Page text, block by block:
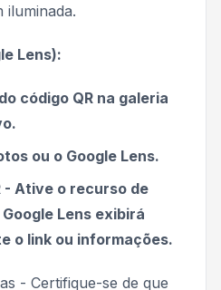
iluminada.
Lens):
código QR na galeria
ou o Google Lens.
- Ative o recurso de
Lens exibirá
o link ou informações.
- Certifique-se de que